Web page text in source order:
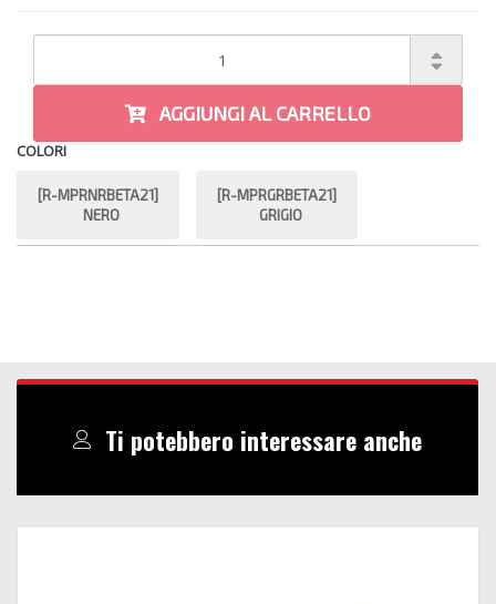
AGGIUNGI AL CARRELLO
COLORI
[R-MPRNRBETA21]
NERO
[R-MPRGRBETA21]
GRIGIO
Ti potebbero interessare anche